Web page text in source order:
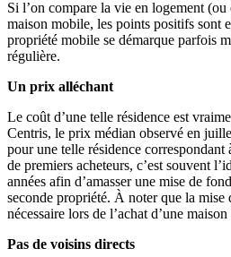
Si l’on compare la vie en logement
maison mobile, les points positifs sont
propriété mobile se démarque parfois
régulière.
Un prix alléchant
Le coût d’une telle résidence est
Centris, le prix médian observé en
pour une telle résidence
de premiers acheteurs, c’est souvent
années afin d’amasser une mise de
seconde propriété. À noter que la mise
nécessaire lors de l’achat d’une
Pas de voisins directs